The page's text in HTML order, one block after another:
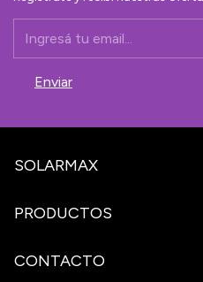
SOLARMAX
PRODUCTOS
CONTACTO